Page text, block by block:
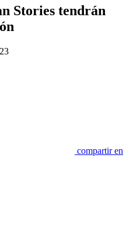
Stories tendrán
compartir en